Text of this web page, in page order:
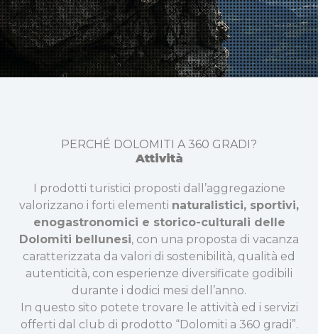
PERCHÉ DOLOMITI A 360 GRADI?
Attività
I prodotti turistici proposti dall’aggregazione
valorizzano i forti elementi naturalistici, sportivi,
enogastronomici e storico-culturali delle
Dolomiti bellunesi, con una proposta di vacanza
caratterizzata da valori di sostenibilità, qualità ed
autenticità, con esperienze diversificate godibili
durante i dodici mesi dell’anno.
In questo sito potete trovare le attività ed i servizi
offerti dal club di prodotto “Dolomiti a 360 gradi”.